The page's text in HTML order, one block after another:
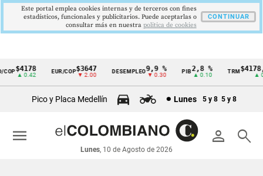
Cintillo
económicos
Colombia
$4178
▲ 0.42
EUR/COP$3647
▼ 2.00
DESEMPLEO9,9 %
▼ 0.30
2,8 %
▲ 0.10
TRM$4178,23
▲ 0.42
Pico y Placa Medellín Lunes 5 y 8 5 y 8
person search
Lunes, 10 de Agosto de 2026
menu
Este portal emplea cookies internas y de terceros con fines
estadísticos, funcionales y publicitarios. Puede aceptarlas o
consultar más en nuestra politica de cookies
CONTINUAR